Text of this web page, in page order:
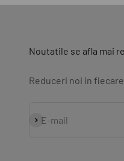
Noutatile se afla mai
Reduceri noi in
E-mail
Abonează-te